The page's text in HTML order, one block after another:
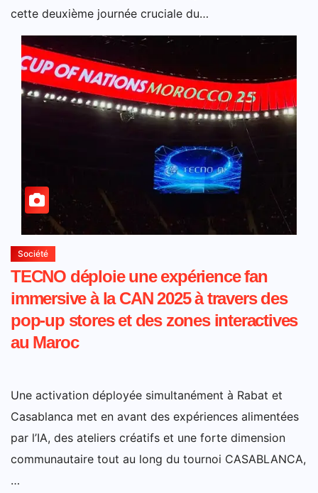
cette deuxième journée cruciale du…
Société
TECNO déploie une expérience fan
immersive à la CAN 2025 à travers des
pop-up stores et des zones interactives
au Maroc
Une activation déployée simultanément à Rabat et
Casablanca met en avant des expériences alimentées
par l’IA, des ateliers créatifs et une forte dimension
communautaire tout au long du tournoi CASABLANCA,
…